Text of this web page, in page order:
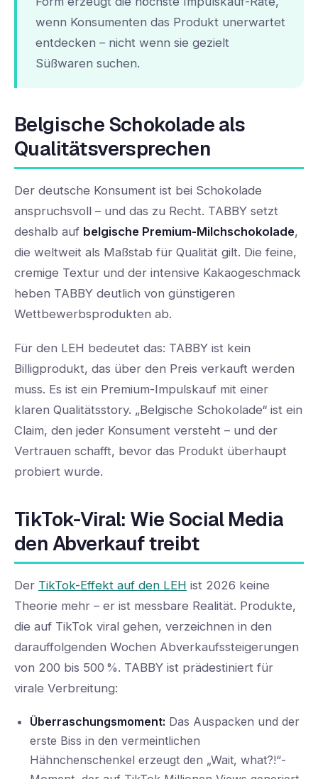
wenn Konsumenten das Produkt unerwartet
entdecken – nicht wenn sie gezielt
Süßwaren suchen.
Belgische Schokolade als
Qualitätsversprechen
Der deutsche Konsument ist bei Schokolade
anspruchsvoll – und das zu Recht. TABBY setzt
deshalb auf belgische Premium-Milchschokolade,
die weltweit als Maßstab für Qualität gilt. Die feine,
cremige Textur und der intensive Kakaogeschmack
heben TABBY deutlich von günstigeren
Wettbewerbsprodukten ab.
Für den LEH bedeutet das: TABBY ist kein
Billigprodukt, das über den Preis verkauft werden
muss. Es ist ein Premium-Impulskauf mit einer
klaren Qualitätsstory. „Belgische Schokolade“ ist ein
Claim, den jeder Konsument versteht – und der
Vertrauen schafft, bevor das Produkt überhaupt
probiert wurde.
TikTok-Viral: Wie Social Media
den Abverkauf treibt
Der TikTok-Effekt auf den LEH ist 2026 keine
Theorie mehr – er ist messbare Realität. Produkte,
die auf TikTok viral gehen, verzeichnen in den
darauffolgenden Wochen Abverkaufssteigerungen
von 200 bis 500 %. TABBY ist prädestiniert für
virale Verbreitung:
Überraschungsmoment: Das Auspacken und der
erste Biss in den vermeintlichen
Hähnchenschenkel erzeugt den „Wait, what?!“-